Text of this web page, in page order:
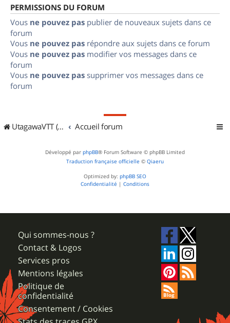
PERMISSIONS DU FORUM
Vous ne pouvez pas publier de nouveaux sujets dans ce
forum
Vous ne pouvez pas répondre aux sujets dans ce forum
Vous ne pouvez pas modifier vos messages dans ce
forum
Vous ne pouvez pas supprimer vos messages dans ce
forum
UtagawaVTT (Randos VTT et VTTAE avec traces GPS) Accueil forum
Développé par phpBB® Forum Software © phpBB Limited
Traduction française officielle © Qiaeru
Optimized by: phpBB SEO
Confidentialité | Conditions
Qui sommes-nous ?
Contact & Logos
Services pros
Mentions légales
Politique de
confidentialité
Consentement / Cookies